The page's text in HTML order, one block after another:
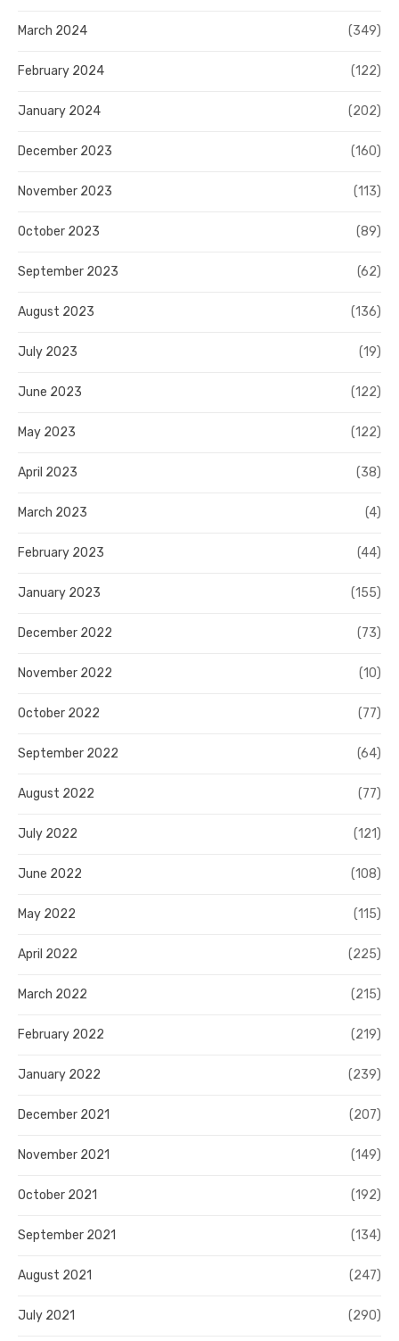
March 2024 (349)
February 2024 (122)
January 2024 (202)
December 2023 (160)
November 2023 (113)
October 2023 (89)
September 2023 (62)
August 2023 (136)
July 2023 (19)
June 2023 (122)
May 2023 (122)
April 2023 (38)
March 2023 (4)
February 2023 (44)
January 2023 (155)
December 2022 (73)
November 2022 (10)
October 2022 (77)
September 2022 (64)
August 2022 (77)
July 2022 (121)
June 2022 (108)
May 2022 (115)
April 2022 (225)
March 2022 (215)
February 2022 (219)
January 2022 (239)
December 2021 (207)
November 2021 (149)
October 2021 (192)
September 2021 (134)
August 2021 (247)
July 2021 (290)